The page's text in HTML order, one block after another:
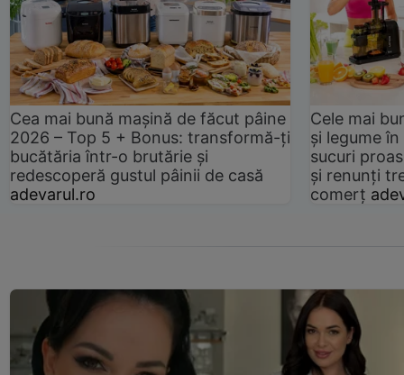
Cea mai bună mașină de făcut pâine
2026 – Top 5 + Bonus: transformă-ți
bucătăria într-o brutărie și
redescoperă gustul pâinii de casă
adevarul.ro
Cele mai
și legume
sucuri
și renunți
comerț